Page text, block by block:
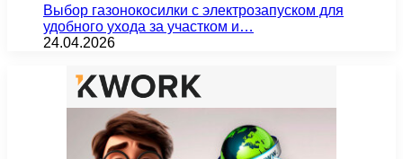
Выбор газонокосилки с электрозапуском для
удобного ухода за участком и…
24.04.2026